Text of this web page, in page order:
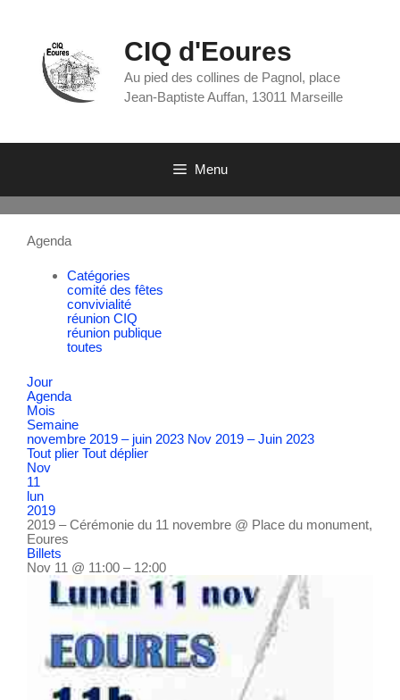
CIQ d'Eoures
Au pied des collines de Pagnol, place
Jean-Baptiste Auffan, 13011 Marseille
Menu
Agenda
Catégories
comité des fêtes
convivialité
réunion CIQ
réunion publique
toutes
Jour
Agenda
Mois
Semaine
novembre 2019 – juin 2023 Nov 2019 – Juin 2023
Tout plier Tout déplier
Nov
11
lun
2019
2019 – Cérémonie du 11 novembre @ Place du monument,
Eoures
Billets
Nov 11 @ 11:00 – 12:00